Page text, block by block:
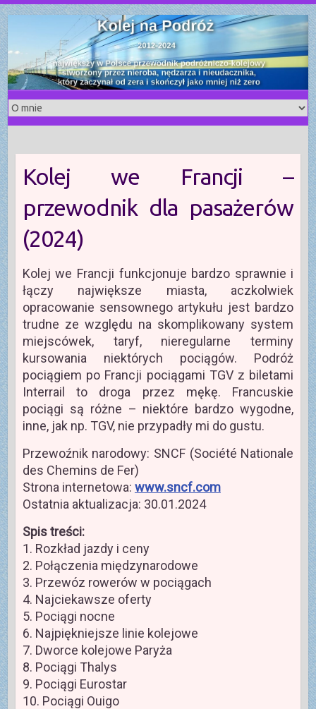
S
k
i
p
t
o
c
o
n
t
e
n
t
Kolej we Francji –
przewodnik dla pasażerów
(2024)
Kolej we Francji funkcjonuje bardzo sprawnie i
łączy największe miasta, aczkolwiek
opracowanie sensownego artykułu jest bardzo
trudne ze względu na skomplikowany system
miejscówek, taryf, nieregularne terminy
kursowania niektórych pociągów. Podróż
pociągiem po Francji pociągami TGV z biletami
Interrail to droga przez mękę. Francuskie
pociągi są różne – niektóre bardzo wygodne,
inne, jak np. TGV, nie przypadły mi do gustu.
Przewoźnik narodowy: SNCF (Société Nationale
des Chemins de Fer)
Strona internetowa: www.sncf.com
Ostatnia aktualizacja: 30.01.2024
Spis treści:
1. Rozkład jazdy i ceny
2. Połączenia międzynarodowe
3. Przewóz rowerów w pociągach
4. Najciekawsze oferty
5. Pociągi nocne
6. Najpiękniejsze linie kolejowe
7. Dworce kolejowe Paryża
8. Pociągi Thalys
9. Pociągi Eurostar
10. Pociągi Ouigo